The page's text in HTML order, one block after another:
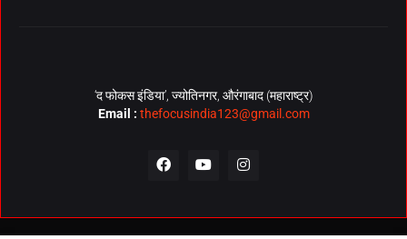
‘द फोकस इंडिया’, ज्योतिनगर, औरंगाबाद (महाराष्ट्र)
Email : thefocusindia123@gmail.com